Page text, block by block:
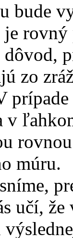
bude
rovný
zo
v
múru.
učí, že